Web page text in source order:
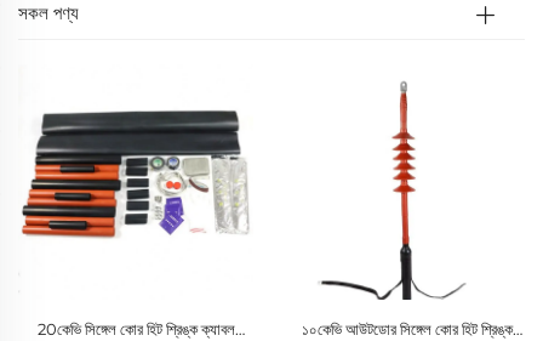
সকল পণ্য
20কেভি সিঙ্গেল কোর হিট শ্রিঙ্ক ক্যাবল
১০কেভি আউটডোর সিঙ্গেল কোর হিট শ্রিঙ্ক